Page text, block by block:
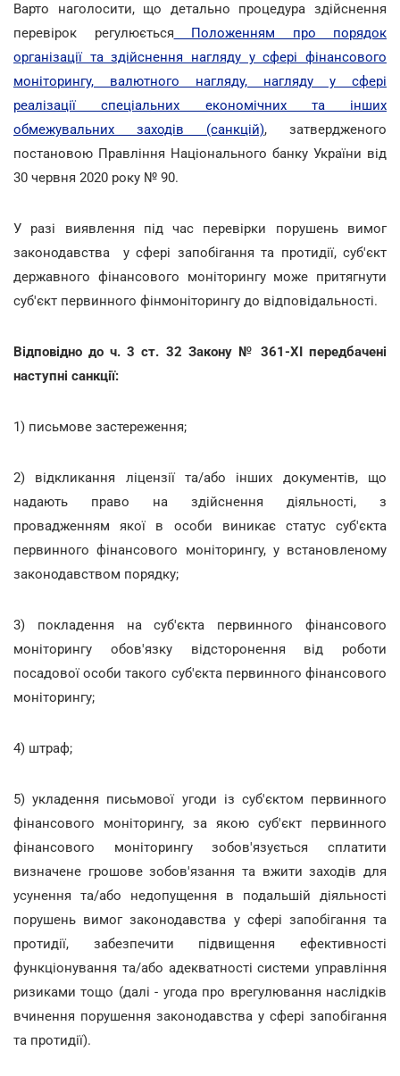
Варто наголосити, що детально процедура здійснення
перевірок регулюється Положенням про порядок
організації та здійснення нагляду у сфері фінансового
моніторингу, валютного нагляду, нагляду у сфері
реалізації спеціальних економічних та інших
обмежувальних заходів (санкцій), затвердженого
постановою Правління Національного банку України від
30 червня 2020 року № 90.
У разі виявлення під час перевірки порушень вимог
законодавства у сфері запобігання та протидії, суб'єкт
державного фінансового моніторингу може притягнути
суб'єкт первинного фінмоніторингу до відповідальності.
Відповідно до ч. 3 ст. 32 Закону № 361-ХІ передбачені
наступні санкції:
1) письмове застереження;
2) відкликання ліцензії та/або інших документів, що
надають право на здійснення діяльності, з
провадженням якої в особи виникає статус суб'єкта
первинного фінансового моніторингу, у встановленому
законодавством порядку;
3) покладення на суб'єкта первинного фінансового
моніторингу обов'язку відсторонення від роботи
посадової особи такого суб'єкта первинного фінансового
моніторингу;
4) штраф;
5) укладення письмової угоди із суб'єктом первинного
фінансового моніторингу, за якою суб'єкт первинного
фінансового моніторингу зобов'язується сплатити
визначене грошове зобов'язання та вжити заходів для
усунення та/або недопущення в подальшій діяльності
порушень вимог законодавства у сфері запобігання та
протидії, забезпечити підвищення ефективності
функціонування та/або адекватності системи управління
ризиками тощо (далі - угода про врегулювання наслідків
вчинення порушення законодавства у сфері запобігання
та протидії).